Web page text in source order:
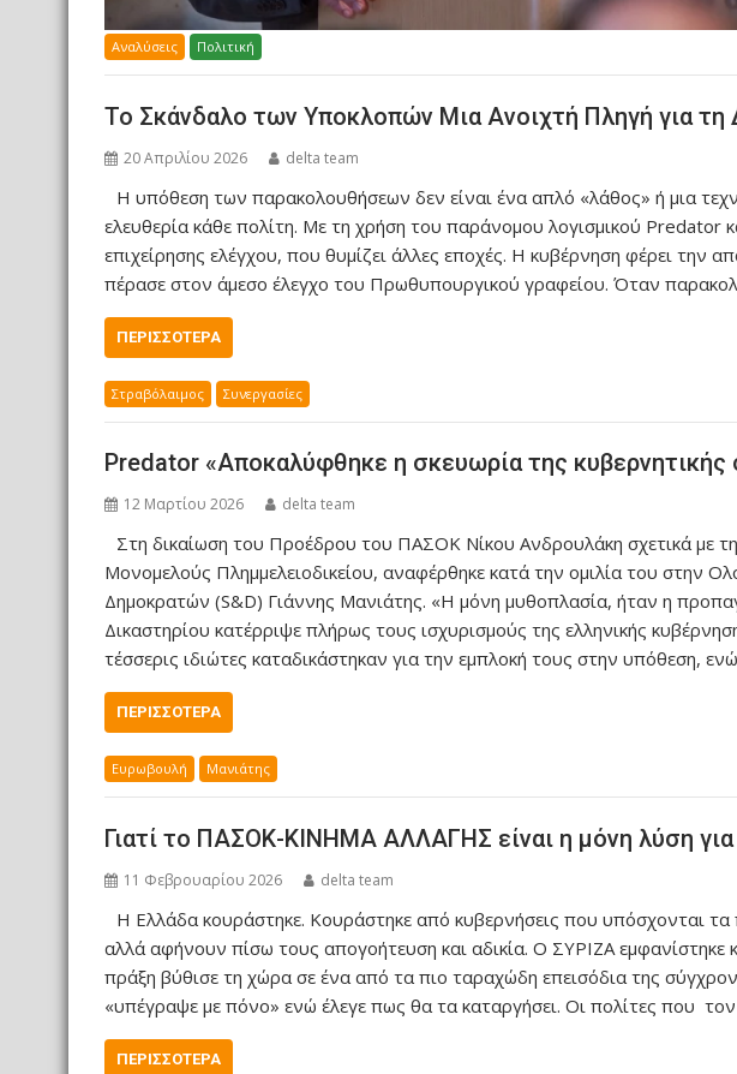
Αναλύσεις Πολιτική
Το Σκάνδαλο των Υποκλοπών Μια Ανοιχτή Πληγή για τη
20 Απριλίου 2026 delta team
Η υπόθεση των παρακολουθήσεων δεν είναι ένα απλό «λάθος» ή μια
ελευθερία κάθε πολίτη. Με τη χρήση του παράνομου λογισμικού Predator
επιχείρησης ελέγχου, που θυμίζει άλλες εποχές. Η κυβέρνηση φέρει
πέρασε στον άμεσο έλεγχο του Πρωθυπουργικού γραφείου. Όταν
ΠΕΡΙΣΣΌΤΕΡΑ
Στραβόλαιμος Συνεργασίες
Predator «Αποκαλύφθηκε η σκευωρία της κυβερνητικής
12 Μαρτίου 2026 delta team
Στη δικαίωση του Προέδρου του ΠΑΣΟΚ Νίκου Ανδρουλάκη σχετικά με
Μονομελούς Πλημμελειοδικείου, αναφέρθηκε κατά την ομιλία του στην
Δημοκρατών (S&D) Γιάννης Μανιάτης. «Η μόνη μυθοπλασία, ήταν η
Δικαστηρίου κατέρριψε πλήρως τους ισχυρισμούς της ελληνικής
τέσσερις ιδιώτες καταδικάστηκαν για την εμπλοκή τους στην υπόθεση,
ΠΕΡΙΣΣΌΤΕΡΑ
Ευρωβουλή Μανιάτης
Γιατί το ΠΑΣΟΚ-ΚΙΝΗΜΑ ΑΛΛΑΓΗΣ είναι η μόνη λύση
11 Φεβρουαρίου 2026 delta team
Η Ελλάδα κουράστηκε. Κουράστηκε από κυβερνήσεις που υπόσχονται
αλλά αφήνουν πίσω τους απογοήτευση και αδικία. Ο ΣΥΡΙΖΑ εμφανίστηκε
πράξη βύθισε τη χώρα σε ένα από τα πιο ταραχώδη επεισόδια της
«υπέγραψε με πόνο» ενώ έλεγε πως θα τα καταργήσει. Οι πολίτες που
ΠΕΡΙΣΣΌΤΕΡΑ